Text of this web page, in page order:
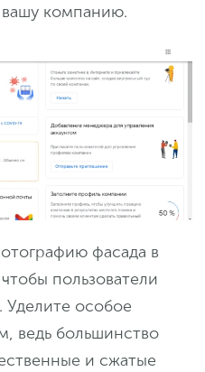
компанию.
фасада в
пользователи
Уделите особое
ведь большинство
и сжатые